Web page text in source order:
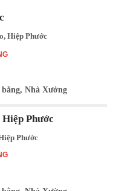
Hiệp Phước
Nhà Xưởng
Phước
Phước